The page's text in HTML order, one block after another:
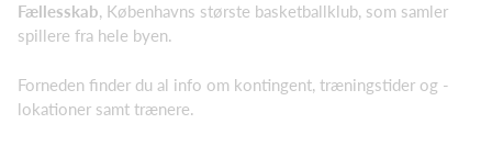
Fællesskab, Københavns største basketballklub, som samler
spillere fra hele byen.
Forneden finder du al info om kontingent, træningstider og -
lokationer samt trænere.